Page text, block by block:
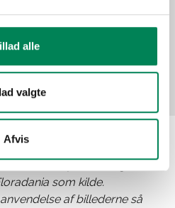
alle
valgte
Afvis
til anden publicering med
som kilde.
af billederne så